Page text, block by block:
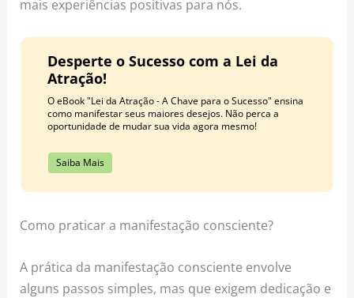
mais experiências positivas para nós.
Desperte o Sucesso com a Lei da
Atração!
O eBook "Lei da Atração - A Chave para o Sucesso" ensina
como manifestar seus maiores desejos. Não perca a
oportunidade de mudar sua vida agora mesmo!
Saiba Mais
Como praticar a manifestação consciente?
A prática da manifestação consciente envolve
alguns passos simples, mas que exigem dedicação e